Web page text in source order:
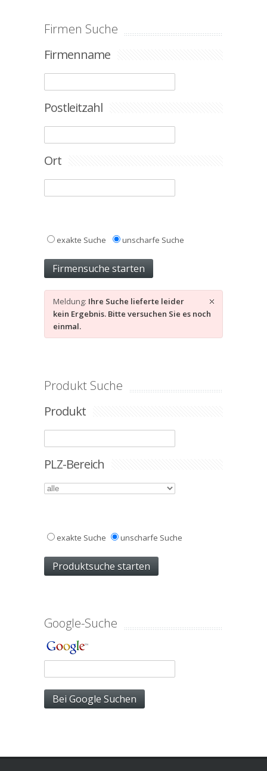
Firmen Suche
Firmenname
Postleitzahl
Ort
exakte Suche unscharfe Suche
Meldung: Ihre Suche lieferte leider
kein Ergebnis. Bitte versuchen Sie es noch
einmal.
Produkt Suche
Produkt
PLZ-Bereich
exakte Suche unscharfe Suche
Google-Suche